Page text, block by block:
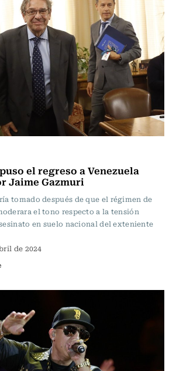
el regreso a Venezuela
Jaime Gazmuri
tomado después de que el régimen de
el tono respecto a la tensión
en suelo nacional del exteniente
de 2024